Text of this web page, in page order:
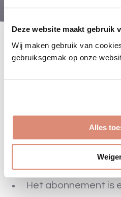
Deze website maakt gebruik
Wij maken gebruik van
gebruiksgemak op onze
Alles
Je stelt zelf je
bepaalt hoe vaak je
vlooien, teken en/of
Het abonnement is